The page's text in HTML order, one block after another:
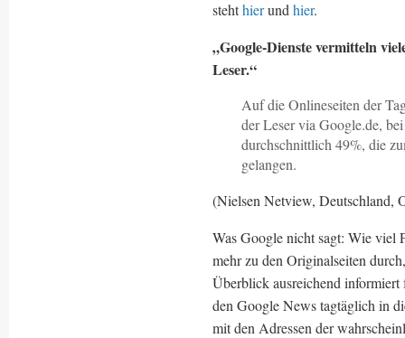
stehthierund hier.
„Google-Dienste vermitteln
Leser.“
Auf die Onlineseiten der
der Leser via Google.de,
durchschnittlich 49%, die
gelangen.
(Nielsen Netview, Deutschland,
Was Google nicht sagt: Wie viel
mehr zu den Originalseiten
Überblick ausreichend
den Google News tagtäglich in
mit den Adressen der